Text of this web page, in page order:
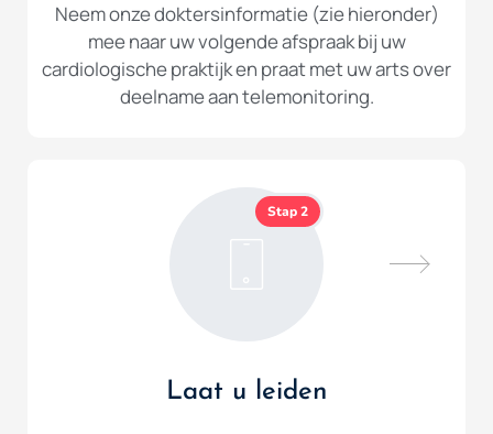
Neem onze doktersinformatie (zie hieronder)
mee naar uw volgende afspraak bij uw
cardiologische praktijk en praat met uw arts over
deelname aan telemonitoring.
Stap 2
Laat u leiden